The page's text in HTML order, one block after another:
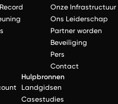
Onze Infrastructuur
Ons Leiderschap
Partner worden
Beveiliging
Pers
Contact
Hulpbronnen
Landgidsen
Casestudies